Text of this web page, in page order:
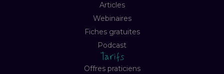
Articles
Webinaires
Fiches gratuites
Podcast
Tarifs
Offres praticiens